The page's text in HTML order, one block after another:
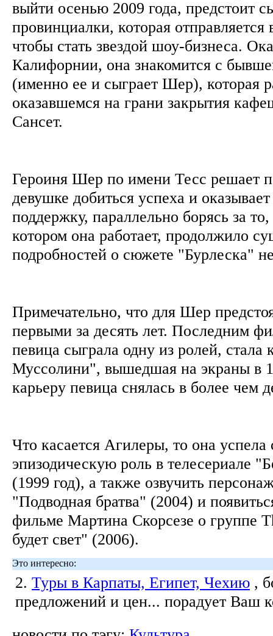
выйти осенью 2009 года, предстоит
провинциалки, которая
чтобы стать звездой шоу-бизнеса.
Калифорнии, она знакомится с
(именно ее и сыграет Шер), которая
оказавшемся на грани закрытия
Сансет.
Героиня Шер по имени Тесс решает
девушке добиться успеха и
поддержку, параллельно борясь за
котором она работает, продолжило
подробностей о сюжете "Бурлеска"
Примечательно, что для Шер
первыми за десять лет. Последним
певица сыграла одну из ролей, стала
Муссолини", вышедшая на экраны в
карьеру певица снялась в более чем
Что касается Агилеры, то она успела
эпизодическую роль в телесериале
(1999 год), а также озвучить
"Подводная братва" (2004) и
фильме Мартина Скорсезе о группе
будет свет" (2006).
Это интересно:
2. Туры в Карпаты, Египет, Чехию ,
предложений и цен... порадует Ваш